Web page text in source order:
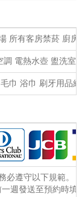
所有客房禁菸 廚
調 電熱水壺 盥洗室
巾 浴巾 刷牙用品
必遵守以下規範。
週發送至預約時填